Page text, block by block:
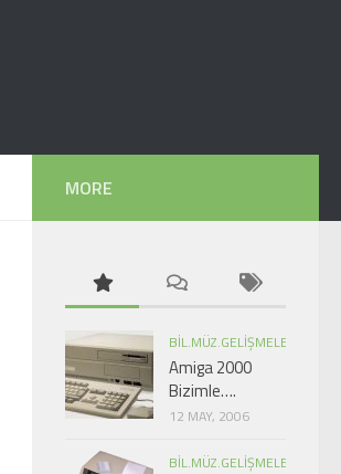
MORE
BIL.MÜZ.GELIŞMELER
Amiga 2000
Bizimle….
12 MAY, 2006
BIL.MÜZ.GELIŞMELER